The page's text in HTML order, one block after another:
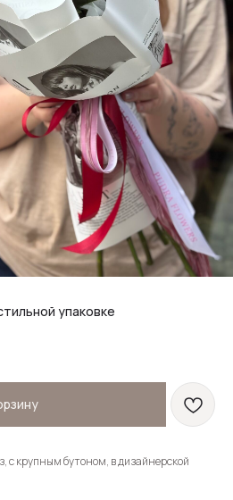
упаковке
с крупным бутоном, в дизайнерской